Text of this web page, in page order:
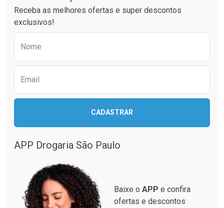
Comprar sem Desconto
Comprar sem Desconto
Por R$ 23,99/cada
Comprar sem Desconto
Comprar sem Desconto
Receba as melhores ofertas e super descontos
exclusivos!
Nome
Email
CADASTRAR
APP Drogaria São Paulo
Baixe o APP e confira
ofertas e descontos